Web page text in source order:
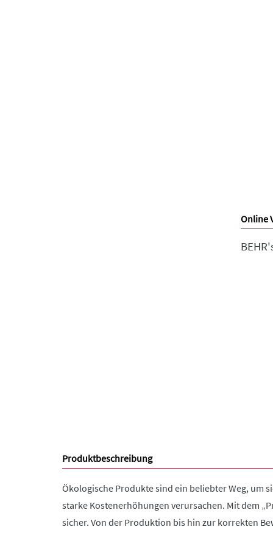
Online
Produktbeschreibung
Ökologische Produkte sind ein beliebter Weg, um
starke Kostenerhöhungen verursachen. Mit dem
sicher. Von der Produktion bis hin zur korrekten